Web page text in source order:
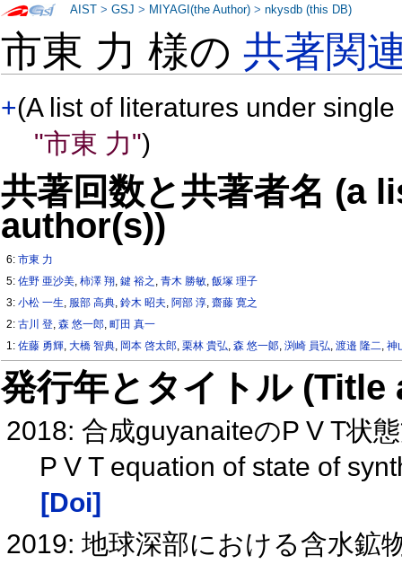
市東 力 様の共著関
+(A list of literatures under
"市東 力")
共著回数と共著者名 (a
author(s))
6:市東 力
5:佐野 亜沙美,柿澤 翔,鍵 裕之 ,青木 勝敏,飯塚 理子
3:小松 一生, 服部 高典,鈴木 昭夫, 阿部 淳,齋藤 寛之
2:古川 登,森 悠一郎,町田 真一
1:佐藤 勇輝,大橋 智典, 岡本 啓太郎,栗林 貴弘,森 悠一郞,渕崎 員弘,渡邉 隆二,神
発行年とタイトル
2018: 合成guyanaiteのP V T状
P V T equation of state of
[Doi]
2019: 地球深部における含水鉱
AIST >GSJ > MIYAGI(the Author) >nkysdb (this DB)